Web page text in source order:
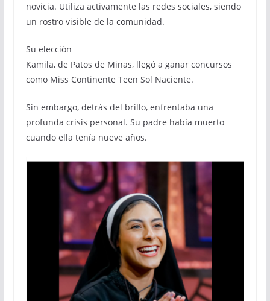
novicia. Utiliza activamente las redes sociales, siendo
un rostro visible de la comunidad.
Su elección
Kamila, de Patos de Minas, llegó a ganar concursos
como Miss Continente Teen Sol Naciente.
Sin embargo, detrás del brillo, enfrentaba una
profunda crisis personal. Su padre había muerto
cuando ella tenía nueve años.